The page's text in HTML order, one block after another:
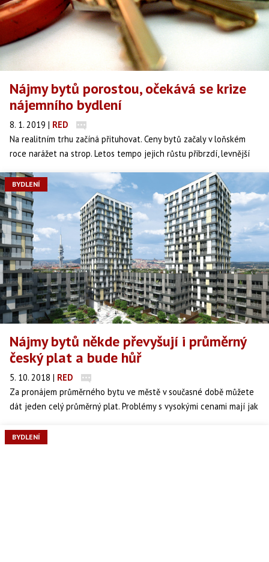
Nájmy bytů porostou, očekává se krize
nájemního bydlení
8. 1. 2019 | RED
Na realitním trhu začíná přituhovat. Ceny bytů začaly v loňském
roce narážet na strop. Letos tempo jejich růstu přibrzdí, levnější
tlak na ceny nájemného. Co by mohlo přinést změnu?
BYDLENÍ
Nájmy bytů někde převyšují i průměrný
český plat a bude hůř
5. 10. 2018 | RED
Za pronájem průměrného bytu ve městě v současné době můžete
dát jeden celý průměrný plat. Problémy s vysokými cenami mají jak
ceny nájmu také neochota majitelů pronajímat nemovitost rodině.
BYDLENÍ